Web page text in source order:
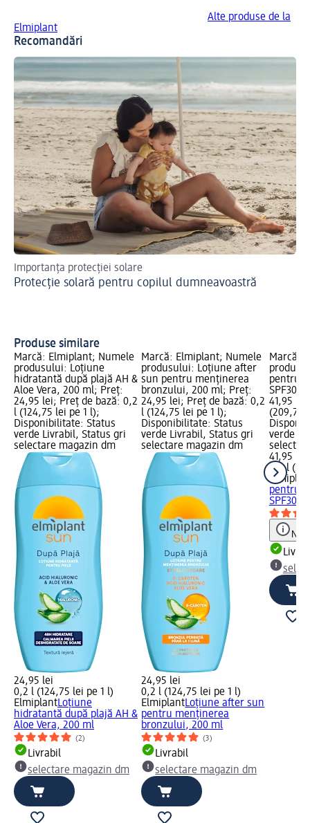
Alte produse de la
Elmiplant
Recomandări
Importanța protecției solare
Protecție solară pentru copilul dumneavoastră
Produse similare
Marcă: Elmiplant; Numele
produsului: Loțiune
hidratantă după plajă AH &
Aloe Vera, 200 ml; Preț:
24,95 lei; Preț de bază: 0,2
l (124,75 lei pe 1 l);
Disponibilitate: Status
verde Livrabil, Status gri
selectare magazin dm
24,95 lei
0,2 l (124,75 lei pe 1 l)
ElmiplantLoțiune
hidratantă după plajă AH &
Aloe Vera, 200 ml
(2)
Livrabil
selectare magazin dm
Marcă: Elmiplant; Numele
produsului: Loțiune after
sun pentru menținerea
bronzului, 200 ml; Preț:
24,95 lei; Preț de bază: 0,2
l (124,75 lei pe 1 l);
Disponibilitate: Status
verde Livrabil, Status gri
selectare magazin dm
24,95 lei
0,2 l (124,75 lei pe 1 l)
ElmiplantLoțiune after sun
pentru menținerea
bronzului, 200 ml
(3)
Livrabil
selectare magazin dm
Marcă:
pentru
SPF30,
41,95
(209,75
verde
41,95 lei
0,2 l
pentru
SPF30,
Notă